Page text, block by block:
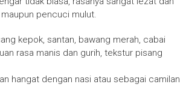
pencuci mulut.
kepok, santan, bawang merah, cabai
rasa manis dan gurih, tekstur pisang
hangat dengan nasi atau sebagai camilan